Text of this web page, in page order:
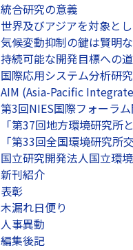
統合研究の意義
世界及びアジアを対象と
気候変動抑制の鍵は賢明
持続可能な開発目標への
国際応用システム分析研
AIM (Asia-Pacific
第3回NIES国際フォーラ
「第37回地方環境研究
「第33回全国環境研究所
国立研究開発法人国立環
新刊紹介
表彰
木漏れ日便り
人事異動
編集後記